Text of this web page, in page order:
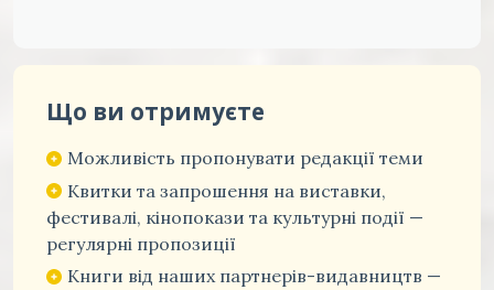
Що ви отримуєте
Можливість пропонувати редакції теми
Квитки та запрошення на виставки,
фестивалі, кінопокази та культурні події —
регулярні пропозиції
Книги від наших партнерів-видавництв —